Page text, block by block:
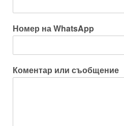
Номер на WhatsApp
Коментар или съобщение